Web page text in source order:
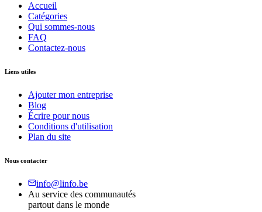
Accueil
Catégories
Qui sommes-nous
FAQ
Contactez-nous
Liens utiles
Ajouter mon entreprise
Blog
Écrire pour nous
Conditions d'utilisation
Plan du site
Nous contacter
info@linfo.be
Au service des communautés
partout dans le monde